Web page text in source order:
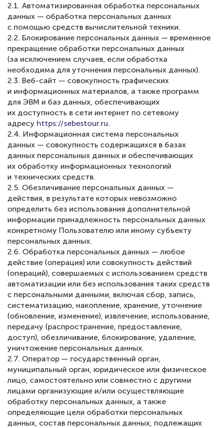
2.1. Автоматизированная обработка персональных
данных — обработка персональных данных
с помощью средств вычислительной техники.
2.2. Блокирование персональных данных — временное
прекращение обработки персональных данных
(за исключением случаев, если обработка
необходима для уточнения персональных данных).
2.3. Веб-сайт — совокупность графических
и информационных материалов, а также программ
для ЭВМ и баз данных, обеспечивающих
их доступность в сети интернет по сетевому
адресу https://sebestour.ru.
2.4. Информационная система персональных
данных — совокупность содержащихся в базах
данных персональных данных и обеспечивающих
их обработку информационных технологий
и технических средств.
2.5. Обезличивание персональных данных —
действия, в результате которых невозможно
определить без использования дополнительной
информации принадлежность персональных данных
конкретному Пользователю или иному субъекту
персональных данных.
2.6. Обработка персональных данных — любое
действие (операция) или совокупность действий
(операций), совершаемых с использованием средств
автоматизации или без использования таких средств
с персональными данными, включая сбор, запись,
систематизацию, накопление, хранение, уточнение
(обновление, изменение), извлечение, использование,
передачу (распространение, предоставление,
доступ), обезличивание, блокирование, удаление,
уничтожение персональных данных.
2.7. Оператор — государственный орган,
муниципальный орган, юридическое или физическое
лицо, самостоятельно или совместно с другими
лицами организующие и/или осуществляющие
обработку персональных данных, а также
определяющие цели обработки персональных
данных, состав персональных данных, подлежащих